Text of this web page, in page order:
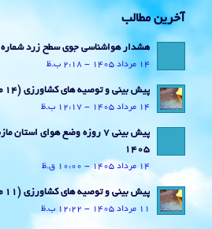
آخرین مطالب
هشدار هواشناسی جوی سطح زرد شماره 15 مورخ 14 مرداد 1405
14 مرداد 1405 - 2:18 ب.ظ
پیش بینی و توصیه های کشاورزی (14 مرداد ۱۴۰۵)
14 مرداد 1405 - 12:17 ب.ظ
1405
14 مرداد 1405 - 10:00 ق.ظ
پیش بینی و توصیه های کشاورزی (11 مرداد ۱۴۰۵)
11 مرداد 1405 - 12:22 ب.ظ